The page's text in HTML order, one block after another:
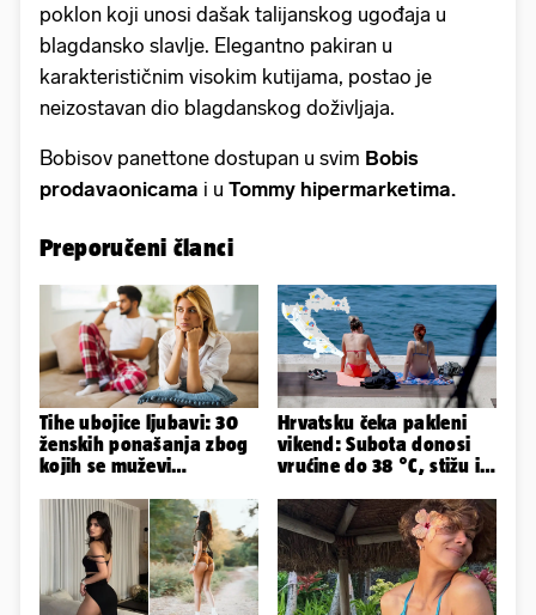
poklon koji unosi dašak talijanskog ugođaja u
blagdansko slavlje. Elegantno pakiran u
karakterističnim visokim kutijama, postao je
neizostavan dio blagdanskog doživljaja.
Bobisov panettone dostupan u svim Bobis
prodavaonicama i u Tommy hipermarketima.
Preporučeni članci
Tihe ubojice ljubavi: 30
ženskih ponašanja zbog
kojih se muževi
Hrvatsku čeka pakleni
vikend: Subota donosi
vrućine do 38 °C, stižu i